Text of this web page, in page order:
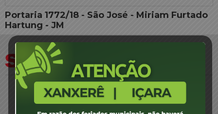
Portaria 1772/18 - São José - Miriam Furtado
Hartung - JM